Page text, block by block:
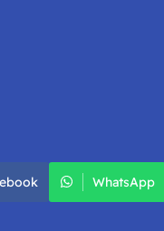
WhatsApp